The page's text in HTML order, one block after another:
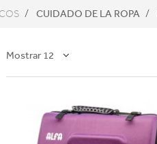
SONIDO / AUDIO
CONSOLAS
CUIDADO DE LA ROPA
Mostrar 12